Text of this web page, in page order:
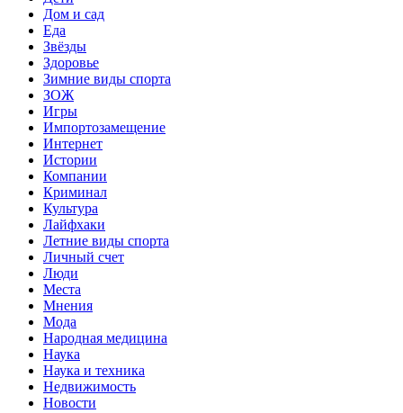
Дом и сад
Еда
Звёзды
Здоровье
Зимние виды спорта
ЗОЖ
Игры
Импортозамещение
Интернет
Истории
Компании
Криминал
Культура
Лайфхаки
Летние виды спорта
Личный счет
Люди
Места
Мнения
Мода
Народная медицина
Наука
Наука и техника
Недвижимость
Новости